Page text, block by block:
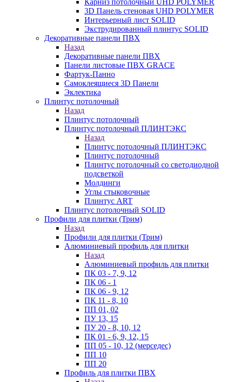
Карниз потолочный UHD POLYMER
3D Панель стеновая UHD POLYMER
Интерьерный лист SOLID
Экструдированный плинтус SOLID
Декоративные панели ПВХ
Назад
Декоративные панели ПВХ
Панели листовые ПВХ GRACE
Фартук-Панно
Самоклеящиеся 3D Панели
Эклектика
Плинтус потолочный
Назад
Плинтус потолочный
Плинтус потолочный ПЛИНТЭКС
Назад
Плинтус потолочный ПЛИНТЭКС
Плинтус потолочный
Плинтус потолочный со светодиодной
подсветкой
Молдинги
Углы стыковочные
Плинтус ART
Плинтус потолочный SOLID
Профили для плитки (Трим)
Назад
Профили для плитки (Трим)
Алюминиевый профиль для плитки
Назад
Алюминиевый профиль для плитки
ПК 03 - 7, 9, 12
ПК 06 - 1
ПК 06 - 9, 12
ПК 11 - 8, 10
ПП 01, 02
ПУ 13, 15
ПУ 20 - 8, 10, 12
ПК 01 - 6, 9, 12, 15
ПП 05 - 10, 12 (мерседес)
ПП 10
ПП 20
Профиль для плитки ПВХ